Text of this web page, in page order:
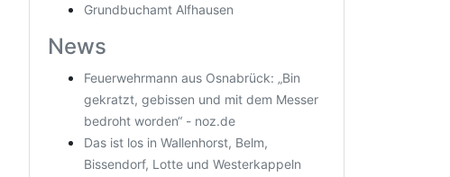
Grundbuchamt Alfhausen
News
Feuerwehrmann aus Osnabrück: „Bin
gekratzt, gebissen und mit dem Messer
bedroht worden“ - noz.de
Das ist los in Wallenhorst, Belm,
Bissendorf, Lotte und Westerkappeln